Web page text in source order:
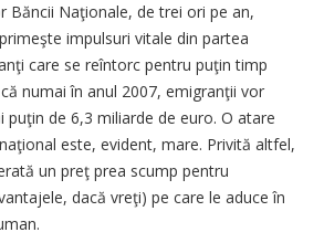
Băncii Naţionale, de trei ori pe an,
impulsuri vitale din partea
care se reîntorc pentru puţin timp
numai în anul 2007, emigranţii vor
puţin de 6,3 miliarde de euro. O atare
este, evident, mare. Privită altfel,
un preţ prea scump pentru
dacă vreţi) pe care le aduce în